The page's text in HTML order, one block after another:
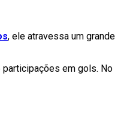
, ele atravessa um grande
em gols. No